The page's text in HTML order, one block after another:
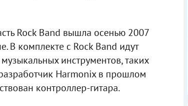
Rock Band вышла осенью 2007
В комплекте с Rock Band идут
инструментов, таких
Harmonix в прошлом
контроллер-гитара.